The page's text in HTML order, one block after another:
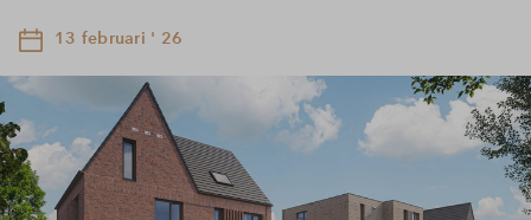
Inloggen
13 februari ' 26